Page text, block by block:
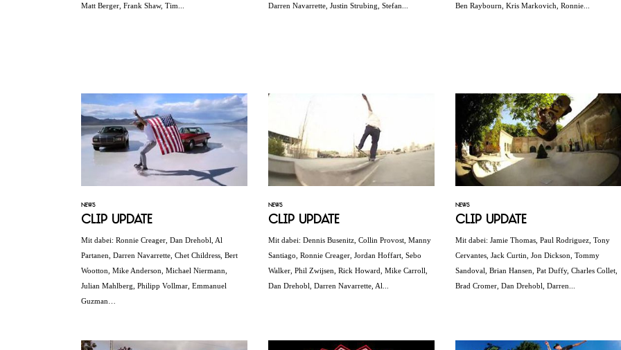
Matt Berger, Frank Shaw, Tim...
Darren Navarrette, Justin Strubing, Stefan...
Ben Raybourn, Kris Markovich, Ronnie...
NEWS
Clip Update
Mit dabei: Ronnie Creager, Dan Drehobl, Al
Partanen, Darren Navarrette, Chet Childress, Bert
Wootton, Mike Anderson, Michael Niermann,
Julian Mahlberg, Philipp Vollmar, Emmanuel
Guzman…
NEWS
Clip Update
Mit dabei: Dennis Busenitz, Collin Provost, Manny
Santiago, Ronnie Creager, Jordan Hoffart, Sebo
Walker, Phil Zwijsen, Rick Howard, Mike Carroll,
Dan Drehobl, Darren Navarrette, Al...
NEWS
Clip Update
Mit dabei: Jamie Thomas, Paul Rodriguez, Tony
Cervantes, Jack Curtin, Jon Dickson, Tommy
Sandoval, Brian Hansen, Pat Duffy, Charles Collet,
Brad Cromer, Dan Drehobl, Darren...